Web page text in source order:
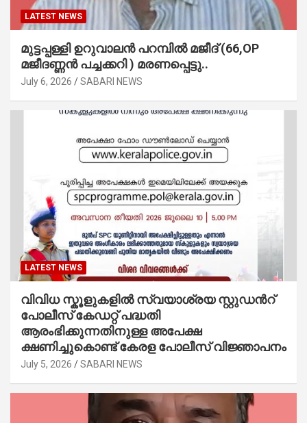
LATEST NEWS
മുട്ടപ്പള്ളി ഉറുവാലൻ പറമ്പിൽ മജീദ് (66,OP
മജീദണ്ണൻ പച്ചക്കറി ) മരണപ്പെട്ടു..
July 6, 2026 SABARI NEWS
LATEST NEWS
വിവിധ സ്കൂളുകളില്‍ സ്വയാശ്രയ സ്റ്റുഡന്‍റ്
പോലീസ് കേഡറ്റ് പദ്ധതി
ആരംഭിക്കുന്നതിനുള്ള അപേക്ഷ
ക്ഷണിച്ചുകൊണ്ട് കേരള പോലീസ് വിജ്ഞാപനം
July 5, 2026 SABARI NEWS